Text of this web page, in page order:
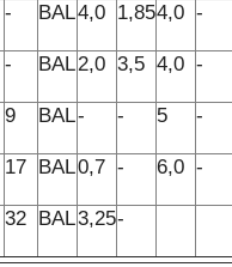
- BAL4,0 1,854,0 -
- BAL2,0 3,5 4,0 -
9 BAL- - 5 -
17 BAL0,7 - 6,0 -
32 BAL3,25-